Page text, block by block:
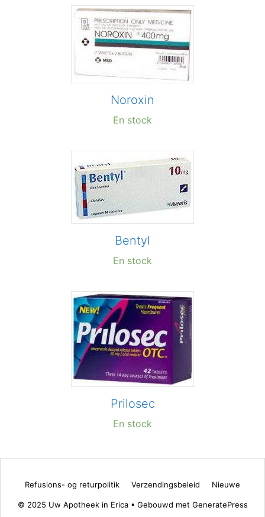
Noroxin
En stock
Bentyl
En stock
Prilosec
En stock
Refusions- og returpolitik Verzendingsbeleid Nieuwe
© 2025 Uw Apotheek in Erica• Gebouwd met GeneratePress